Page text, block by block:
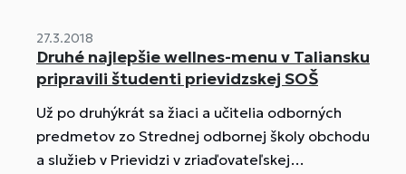
naučili.
27.3.2018
Druhé najlepšie wellnes-menu v Taliansku
pripravili študenti prievidzskej SOŠ
Už po druhýkrát sa žiaci a učitelia odborných
predmetov zo Strednej odbornej školy obchodu
a služieb v Prievidzi v zriaďovateľskej